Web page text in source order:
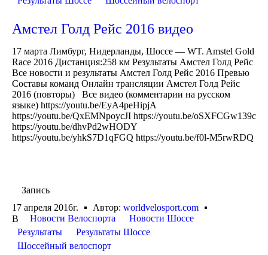
Амстел Голд Рейс 2016 видео
17 марта Лимбург, Нидерланды, Шоссе — WT. Amstel Gold
Race 2016 Дистанция:258 км Результаты Амстел Голд Рейс
Все новости и результаты Амстел Голд Рейс 2016 Превью
Составы команд Онлайн трансляции Амстел Голд Рейс
2016 (повторы) Все видео (комментарии на русском
языке) https://youtu.be/EyA4peHipjA
https://youtu.be/QxEMNpoycJI https://youtu.be/oSXFCGw139c
https://youtu.be/dhvPd2wHODY
https://youtu.be/yhkS7D1qFGQ https://youtu.be/f0l-M5rwRDQ
Запись
17 апреля 2016г.
Автор: worldvelosport.com
В
Новости Велоспорта
Новости Шоссе
Результаты
Результаты Шоссе
Шоссейный велоспорт